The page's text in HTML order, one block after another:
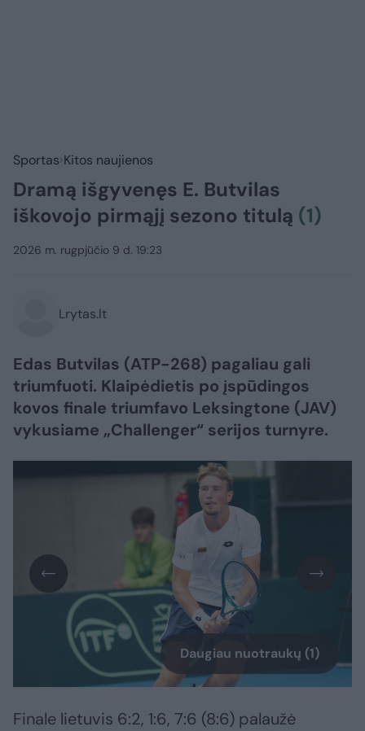
Sportas Kitos naujienos
Dramą išgyvenęs E. Butvilas
iškovojo pirmąjį sezono titulą (1)
2026 m. rugpjūčio 9 d. 19:23
Lrytas.lt
Edas Butvilas (ATP-268) pagaliau gali
triumfuoti. Klaipėdietis po įspūdingos
kovos finale triumfavo Leksingtone (JAV)
vykusiame „Challenger“ serijos turnyre.
Daugiau nuotraukų (1)
Finale lietuvis 6:2, 1:6, 7:6 (8:6) palaužė